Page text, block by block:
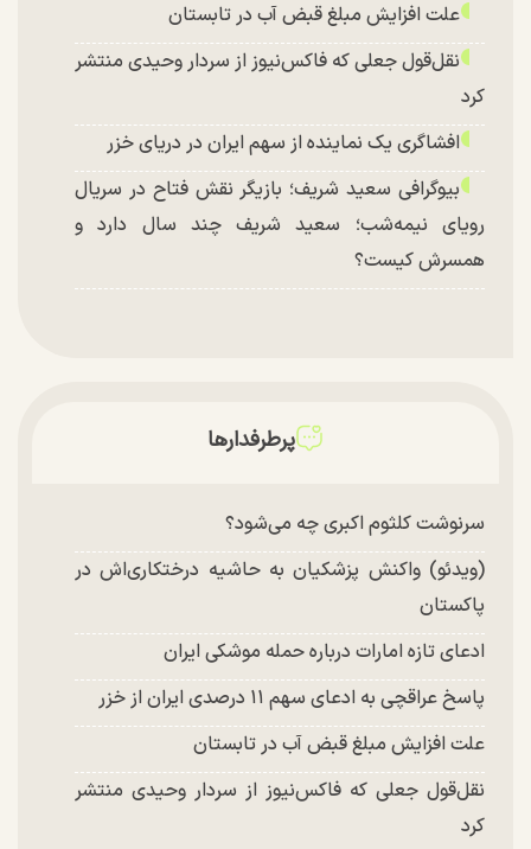
علت افزایش مبلغ قبض آب در تابستان
نقل‌قول جعلی که فاکس‌نیوز از سردار وحیدی منتشر
کرد
افشاگری یک نماینده از سهم ایران در دریای خزر
بیوگرافی سعید شریف؛ بازیگر نقش فتاح در سریال
رویای نیمه‌شب؛ سعید شریف چند سال دارد و
همسرش کیست؟
پرطرفدارها
سرنوشت کلثوم اکبری چه می‌شود؟
(ویدئو) واکنش پزشکیان به حاشیه درختکاری‌اش در
پاکستان
ادعای تازه امارات درباره حمله موشکی ایران
پاسخ عراقچی به ادعای سهم ۱۱ درصدی ایران از خزر
علت افزایش مبلغ قبض آب در تابستان
نقل‌قول جعلی که فاکس‌نیوز از سردار وحیدی منتشر
کرد